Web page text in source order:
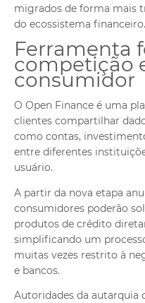
migrados de forma mais
do ecossistema financeiro.
Ferramenta
competição
consumidor
O Open Finance é uma
clientes compartilhar
como contas,
entre diferentes
usuário.
A partir da nova etapa
consumidores poderão
produtos de crédito
simplificando um
muitas vezes restrito à
e bancos.
Autoridades da autarquia